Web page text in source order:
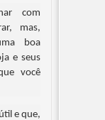
com
mas,
boa
e seus
você
e que,